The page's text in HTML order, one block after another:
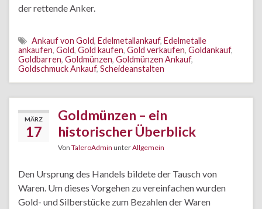
der rettende Anker.
Ankauf von Gold, Edelmetallankauf, Edelmetalle
ankaufen, Gold, Gold kaufen, Gold verkaufen, Goldankauf,
Goldbarren, Goldmünzen, Goldmünzen Ankauf,
Goldschmuck Ankauf, Scheideanstalten
MÄRZ
17
Goldmünzen – ein
historischer Überblick
Von TaleroAdmin unterAllgemein
Den Ursprung des Handels bildete der Tausch von
Waren. Um dieses Vorgehen zu vereinfachen wurden
Gold- und Silberstücke zum Bezahlen der Waren